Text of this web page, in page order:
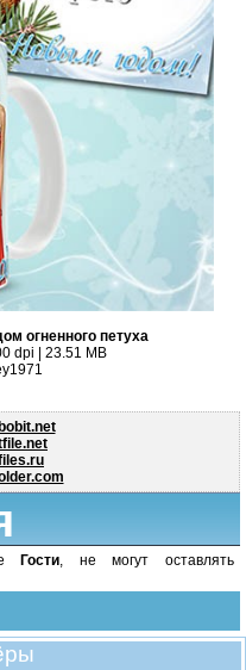
огненного петуха
dpi | 23.51 MB
Гости, не могут оставлять